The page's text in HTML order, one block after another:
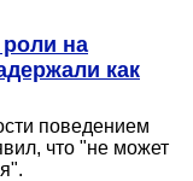
на
как
поведением
что "не может